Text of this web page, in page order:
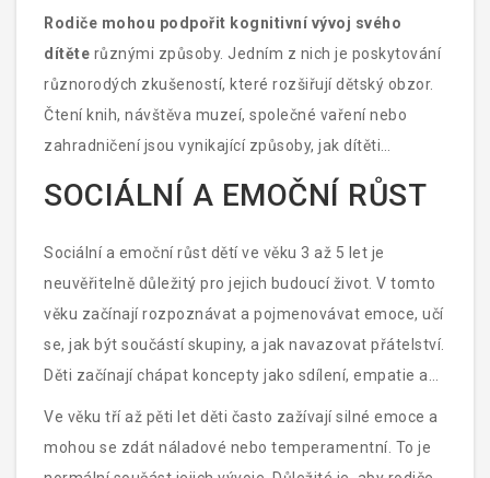
komunikátory.
Rodiče mohou podpořit kognitivní vývoj svého
dítěte různými způsoby. Jedním z nich je poskytování
různorodých zkušeností, které rozšiřují dětský obzor.
Čtení knih, návštěva muzeí, společné vaření nebo
zahradničení jsou vynikající způsoby, jak dítěti
prezentovat nové podněty. Rodiče by také měli
povzbuzovat děti k otázkám a odpovídat na ně trpělivě
SOCIÁLNÍ A EMOČNÍ RŮST
Sociální a emoční růst dětí ve věku 3 až 5 let je
neuvěřitelně důležitý pro jejich budoucí život. V tomto
věku začínají rozpoznávat a pojmenovávat emoce, učí
se, jak být součástí skupiny, a jak navazovat přátelství.
Děti začínají chápat koncepty jako sdílení, empatie a
spolupráce. Rodiče často pozorují, že jejich děti v
tomto věku mají tendenci napodobovat dospělé a
starší děti, což je přirozený způsob, jakým se učí
Ve věku tří až pěti let děti často zažívají silné emoce a
mohou se zdát náladové nebo temperamentní. To je